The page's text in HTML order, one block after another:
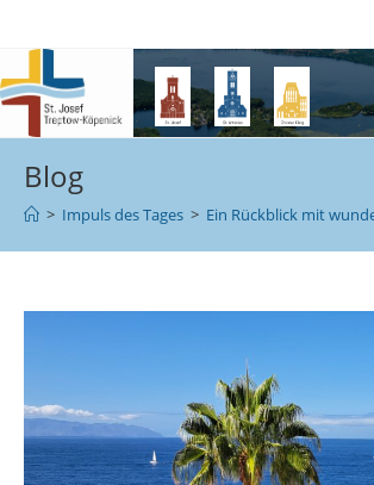
Blog
> Impuls des Tages > Ein Rückblick mit